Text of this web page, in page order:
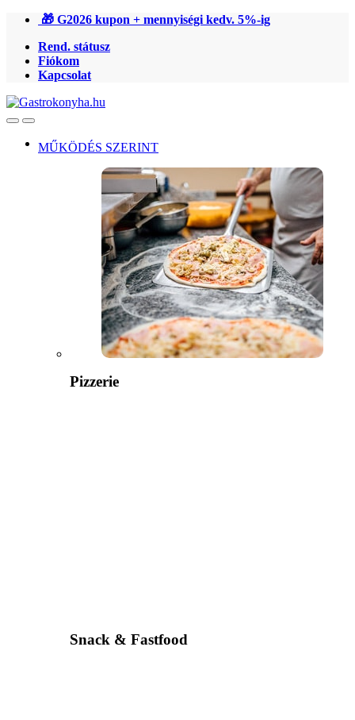
Ugrás
navigációhoz
Ugrás
tartalomra
🎁 G2026 kupon + mennyiségi kedv. 5%-ig
Rend. státusz
Fiókom
Kapcsolat
OpenClose
MŰKÖDÉS SZERINT
Pizzerie
Snack & Fastfood